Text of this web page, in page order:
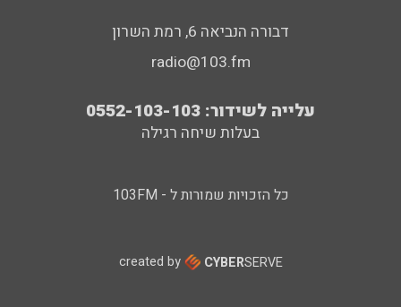
דבורה הנביאה 6, רמת השרון
radio@103.fm
עלייה לשידור: 0552-103-103
בעלות שיחה רגילה
כל הזכויות שמורות ל - 103FM
created by CYBERSERVE